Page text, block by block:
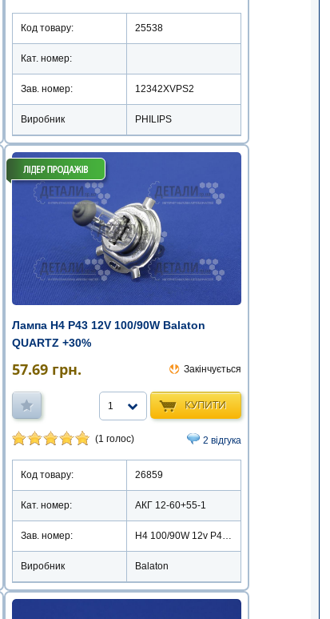
Код товару: 25538
Кат. номер:
Зав. номер: 12342XVPS2
Виробник PHILIPS
Лампа Н4 Р43 12V 100/90W Balaton
QUARTZ +30%
57.69 грн. Закінчується
КУПИТИ
1
(1 голос) 2 відгука
Код товару: 26859
Кат. номер: АКГ 12-60+55-1
Зав. номер: Н4 100/90W 12v P43T
Виробник Balaton